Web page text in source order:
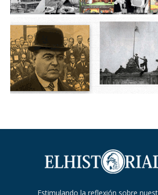
Estimulando la reflexión sobre